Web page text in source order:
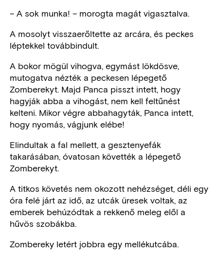
– A sok munka! – morogta magát vigasztalva.
A mosolyt visszaerőltette az arcára, és peckes
léptekkel továbbindult.
A bokor mögül vihogva, egymást lökdösve,
mutogatva nézték a peckesen lépegető
Zomberekyt. Majd Panca pisszt intett, hogy
hagyják abba a vihogást, nem kell feltűnést
kelteni. Mikor végre abbahagyták, Panca intett,
hogy nyomás, vágjunk elébe!
Elindultak a fal mellett, a gesztenyefák
takarásában, óvatosan követték a lépegető
Zomberekyt.
A titkos követés nem okozott nehézséget, déli egy
óra felé járt az idő, az utcák üresek voltak, az
emberek behúzódtak a rekkenő meleg elől a
hűvös szobákba.
Zombereky letért jobbra egy mellékutcába.